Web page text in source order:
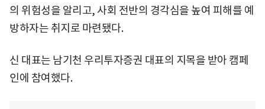
의 위험성을 알리고, 사회 전반의 경각심을 높여 피해를 예
방하자는 취지로 마련됐다.
신 대표는 남기천 우리투자증권 대표의 지목을 받아 캠페
인에 참여했다.